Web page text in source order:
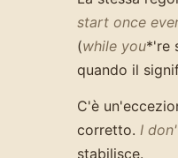
start once
(while you*'re
quando il
C'è
corretto. I
stabilisce.